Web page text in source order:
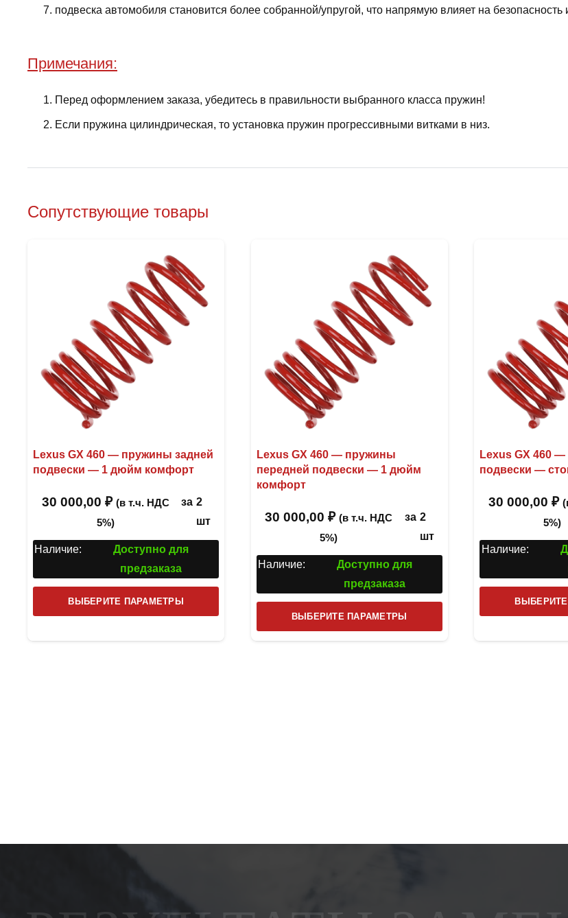
подвеска автомобиля становится более собранной/упругой, что напрямую влияет на
Примечания:
Перед оформлением заказа, убедитесь в правильности выбранного класса пружин!
Если пружина цилиндрическая, то установка пружин прогрессивными витками в низ.
Сопутствующие товары
Lexus GX 460 — пружины задней
подвески — 1 дюйм комфорт
30 000,00 ₽ (в т.ч. НДС
5%)
за 2
шт
Наличие:
Доступно для
предзаказа
ВЫБЕРИТЕ ПАРАМЕТРЫ
товар
Lexus GX 460 — пружины
передней подвески — 1 дюйм
комфорт
30 000,00₽ (в т.ч. НДС
5%)
за 2
шт
Наличие:
Доступно для
предзаказа
ВЫБЕРИТЕ ПАРАМЕТРЫ
товар
Lexus GX 460
подвески —
30 000,00 ₽
5%)
Наличие: